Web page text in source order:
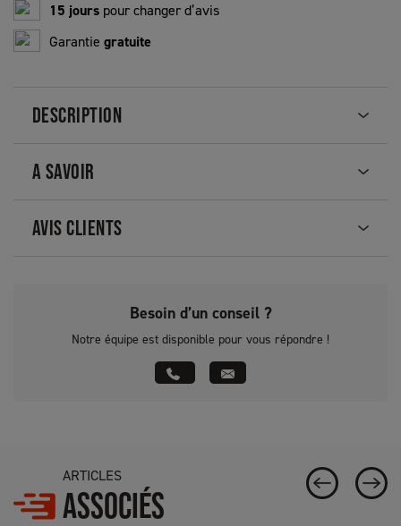
15 jours pour changer d’avis
Garantie gratuite
DESCRIPTION
A SAVOIR
AVIS CLIENTS
Besoin d’un conseil ?
Notre équipe est disponible pour vous répondre !
ARTICLES
ASSOCIÉS